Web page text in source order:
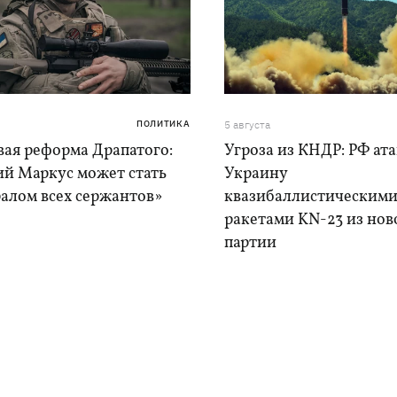
ПОЛИТИКА
реформа Драпатого:
Маркус может стать
всех сержантов»
5 августа
Угроза из КНДР: РФ
Украину
квазибаллистическими
ракетами KN-23 из
партии